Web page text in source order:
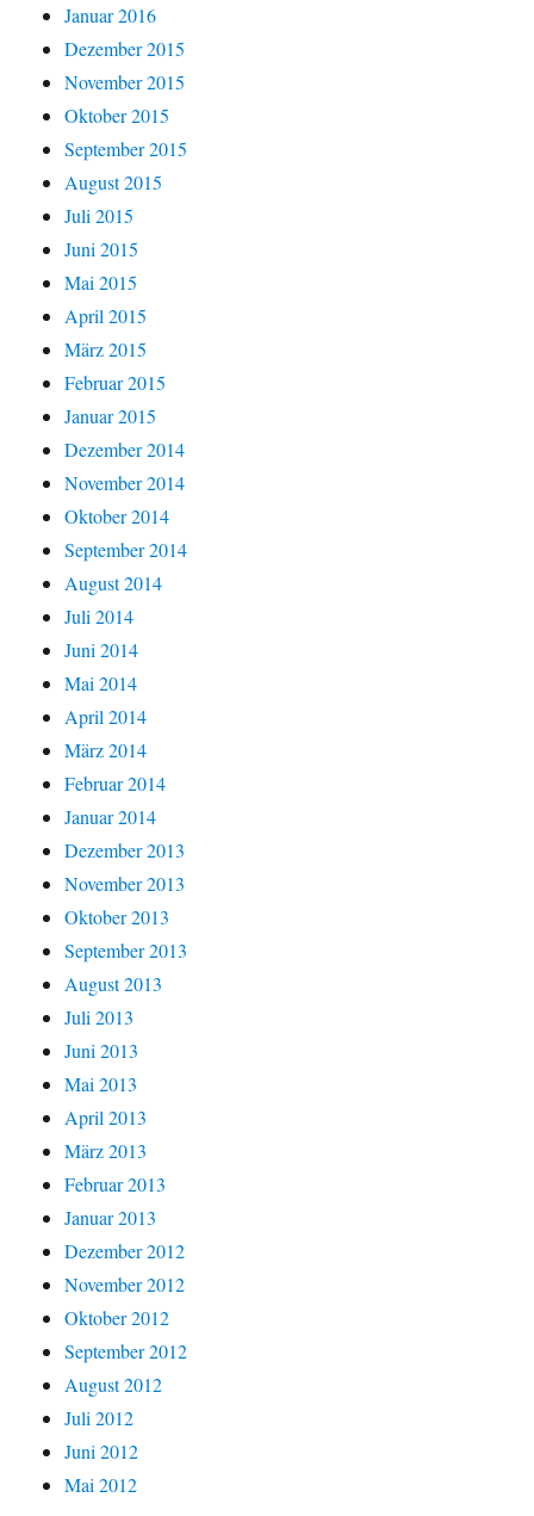
Januar 2016
Dezember 2015
November 2015
Oktober 2015
September 2015
August 2015
Juli 2015
Juni 2015
Mai 2015
April 2015
März 2015
Februar 2015
Januar 2015
Dezember 2014
November 2014
Oktober 2014
September 2014
August 2014
Juli 2014
Juni 2014
Mai 2014
April 2014
März 2014
Februar 2014
Januar 2014
Dezember 2013
November 2013
Oktober 2013
September 2013
August 2013
Juli 2013
Juni 2013
Mai 2013
April 2013
März 2013
Februar 2013
Januar 2013
Dezember 2012
November 2012
Oktober 2012
September 2012
August 2012
Juli 2012
Juni 2012
Mai 2012